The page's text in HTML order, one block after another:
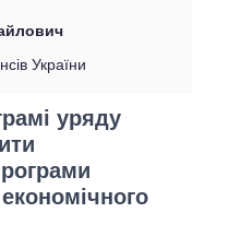
СВІТ
ПОЛІТИКІВ
України
уряду